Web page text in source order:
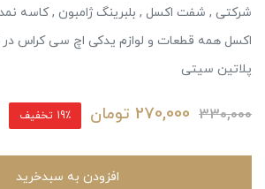
شرکتی , شفت اکسل , بلبرینگ ژامبون , کاسه
اکسل همه قطعات و لوازم یدکی اچ سی کراس در
پلاتین سیتی
330,000
270,000 تومان 19٪ تخفیف
افزودن به سبدخرید